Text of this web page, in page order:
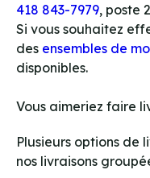
418 843-7979, poste
Si vous souhaitez
des ensembles de
disponibles.
Vous aimeriez faire
Plusieurs options de
nos livraisons